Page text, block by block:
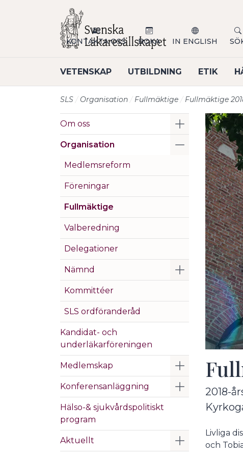
VETENSKAP UTBILDNING ETIK
KONTAKTA OSS BOKA IN ENGLISH
SLS Organisation Fullmäktige Fullmäktige
Om oss Visa/Göm
Organisation Visa/Göm
Medlemsreform
Föreningar
Fullmäktige
Valberedning
Delegationer
Nämnd Visa/Göm
Kommittéer
SLS ordföranderåd
Kandidat- och
underläkarföreningen
Medlemskap Visa/Göm
Konferensanläggning Visa/Göm
Hälso-& sjukvårdspolitiskt
program
Aktuellt Visa/Göm
2018-
Livliga
och